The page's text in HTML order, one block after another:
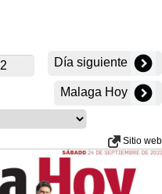
Día siguiente
Malaga Hoy
Sitio web